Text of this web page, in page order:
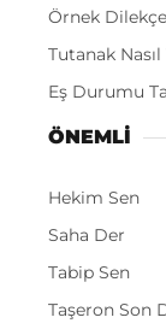
Örnek
Tutanak Nasıl
Eş Durumu
ÖNEMLI
Hekim Sen
Saha Der
Tabip Sen
Taşeron Son